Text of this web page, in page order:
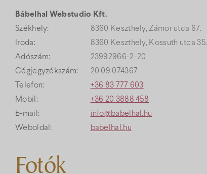
Bábelhal Webstudio Kft.
Székhely:
8360 Keszthely, Zámor utca 67.
Iroda:
8360 Keszthely, Kossuth utca 35.
Adószám:
23992966-2-20
Cégjegyzékszám:
20 09 074367
Telefon:
+36 83 777 603
Mobil:
+36 20 3888 458
E-mail:
info@babelhal.hu
Weboldal:
babelhal.hu
Fotók